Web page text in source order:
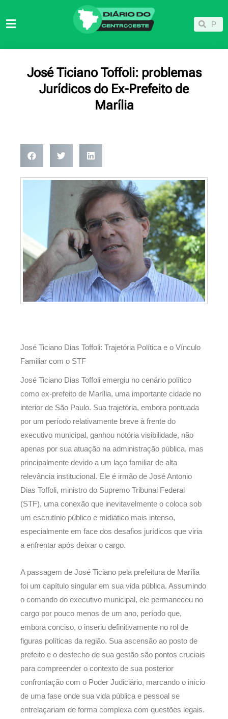
para
Pesquisar
José Ticiano Toffoli: problemas
Jurídicos do Ex-Prefeito de
Marília
José Ticiano Dias Toffoli: Trajetória Política e o Vínculo
Familiar com o STF
José Ticiano Dias Toffoli emergiu no cenário político
como ex-prefeito de Marília, uma importante cidade no
interior de São Paulo. Sua trajetória, embora pontuada
por um período relativamente breve à frente do
executivo municipal, ganhou notória visibilidade, não
apenas por sua atuação na administração pública, mas
principalmente devido a um laço familiar de alta
relevância institucional. Ele é irmão de José Antonio
Dias Toffoli, ministro do Supremo Tribunal Federal
(STF), uma conexão que inevitavelmente o coloca sob
um escrutínio público e midiático mais intenso,
especialmente em face dos desafios jurídicos que viria
a enfrentar após deixar o cargo.
A passagem de José Ticiano pela prefeitura de Marília
foi um capítulo singular em sua vida pública. Assumindo
o comando do executivo municipal, ele permaneceu no
cargo por pouco menos de um ano, período que,
embora conciso, o inseriu definitivamente no rol de
figuras políticas da região. Sua ascensão ao posto de
prefeito e o desfecho de sua gestão são pontos cruciais
para compreender o contexto de sua posterior
confrontação com o Poder Judiciário, marcando o início
de uma fase onde sua vida pública e pessoal se
entrelaçariam de forma complexa com questões legais.